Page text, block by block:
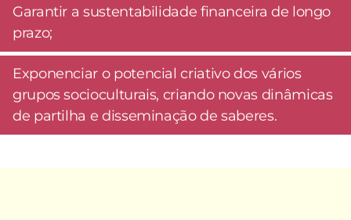
Garantir a sustentabilidade financeira de longo
prazo;
Exponenciar o potencial criativo dos vários
grupos socioculturais, criando novas dinâmicas
de partilha e disseminação de saberes.